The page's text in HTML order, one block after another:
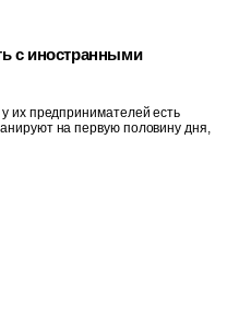
с иностранными
их предпринимателей есть
на первую половину дня,